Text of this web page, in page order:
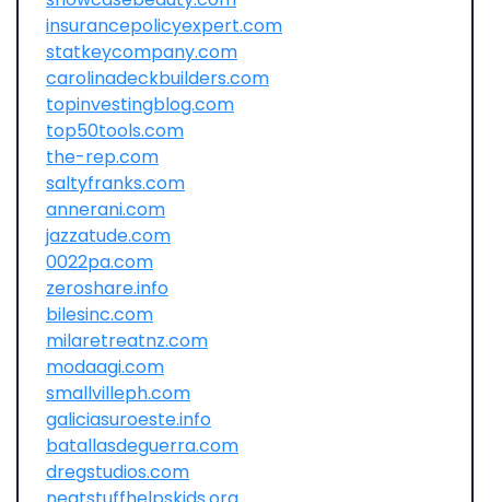
insurancepolicyexpert.com
statkeycompany.com
carolinadeckbuilders.com
topinvestingblog.com
top50tools.com
the-rep.com
saltyfranks.com
annerani.com
jazzatude.com
0022pa.com
zeroshare.info
bilesinc.com
milaretreatnz.com
modaagi.com
smallvilleph.com
galiciasuroeste.info
batallasdeguerra.com
dregstudios.com